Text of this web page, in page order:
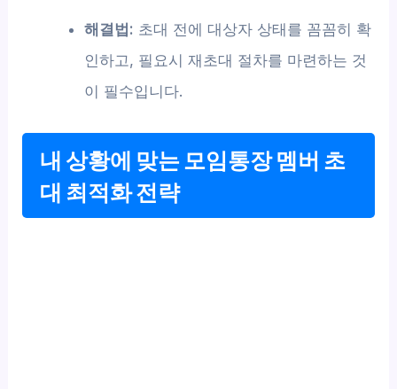
해결법: 초대 전에 대상자 상태를 꼼꼼히 확
인하고, 필요시 재초대 절차를 마련하는 것
이 필수입니다.
내 상황에 맞는 모임통장 멤버 초
대 최적화 전략